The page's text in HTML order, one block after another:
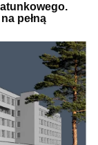
pełną